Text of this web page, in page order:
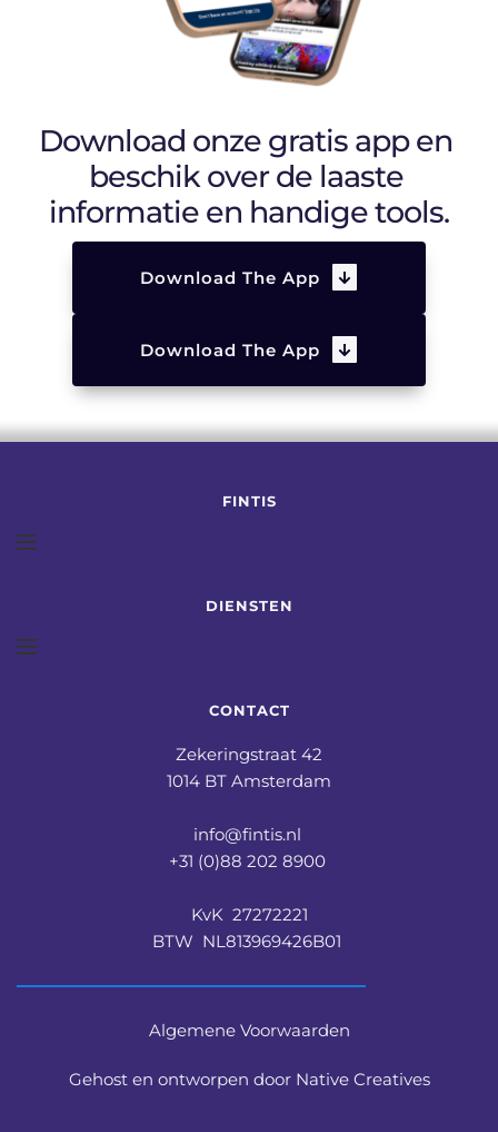
Download onze gratis app en
beschik over de laaste
informatie en handige tools.
Download The App
Download The App
FINTIS
DIENSTEN
CONTACT
Zekeringstraat 42
1014 BT Amsterdam
info@fintis.nl
+31 (0)88 202 8900
KvK  27272221
BTW  NL813969426B01
Algemene Voorwaarden
Gehost en ontworpen door Native Creatives